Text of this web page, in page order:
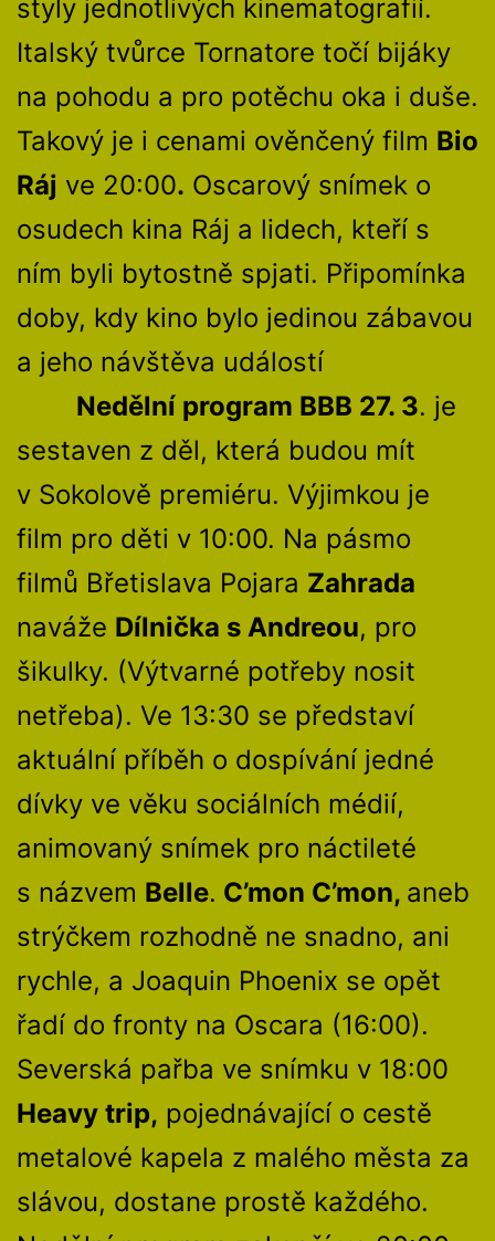
styly jednotlivých kinematografií.
Italský tvůrce Tornatore točí bijáky
na pohodu a pro potěchu oka i duše.
Takový je i cenami ověnčený film Bio
Ráj ve 20:00. Oscarový snímek o
osudech kina Ráj a lidech, kteří s
ním byli bytostně spjati. Připomínka
doby, kdy kino bylo jedinou zábavou
a jeho návštěva událostí
Nedělní program BBB 27. 3. je
sestaven z děl, která budou mít
v Sokolově premiéru. Výjimkou je
film pro děti v 10:00. Na pásmo
filmů Břetislava Pojara Zahrada
naváže Dílnička s Andreou, pro
šikulky. (Výtvarné potřeby nosit
netřeba). Ve 13:30 se představí
aktuální příběh o dospívání jedné
dívky ve věku sociálních médií,
animovaný snímek pro náctileté
s názvem Belle. C’mon C’mon, aneb
strýčkem rozhodně ne snadno, ani
rychle, a Joaquin Phoenix se opět
řadí do fronty na Oscara (16:00).
Severská pařba ve snímku v 18:00
Heavy trip, pojednávající o cestě
metalové kapela z malého města za
slávou, dostane prostě každého.